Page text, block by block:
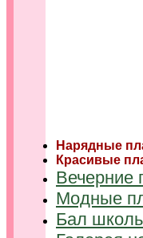
Нарядные
Красивые
Вечерние
Модные
Бал